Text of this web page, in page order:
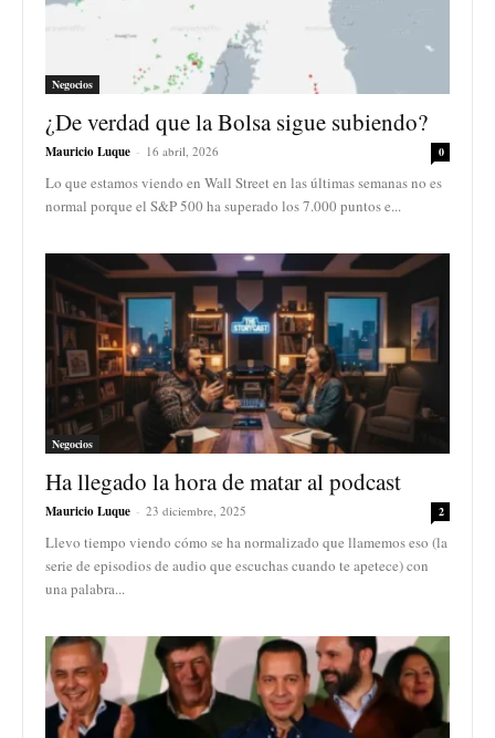
Negocios
¿De verdad que la Bolsa sigue subiendo?
Mauricio Luque - 16 abril, 2026 0
Lo que estamos viendo en Wall Street en las últimas semanas no es
normal porque el S&P 500 ha superado los 7.000 puntos e...
Negocios
Ha llegado la hora de matar al podcast
Mauricio Luque - 23 diciembre, 2025 2
Llevo tiempo viendo cómo se ha normalizado que llamemos eso (la
serie de episodios de audio que escuchas cuando te apetece) con
una palabra...